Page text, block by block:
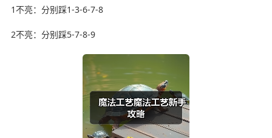
1不亮：分别踩1-3-6-7-8
2不亮：分别踩5-7-8-9